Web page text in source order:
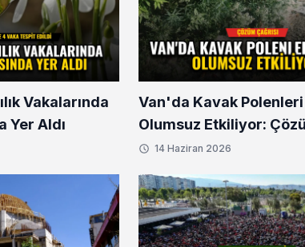
Vakalarında
Yer Aldı
Van'da Kavak Polenleri
Olumsuz Etkiliyor:
14 Haziran 2026